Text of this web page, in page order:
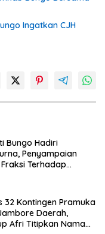
Ingatkan CJH
Bungo Hadiri
Penyampaian
Terhadap
32 Kontingen Pramuka
Daerah,
Afri Titipkan Nama